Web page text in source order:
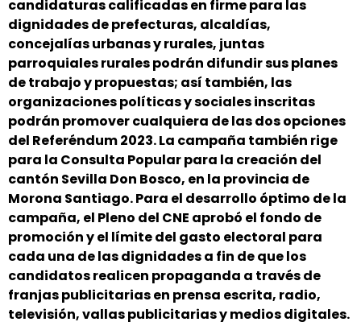
candidaturas calificadas en firme para las
dignidades de prefecturas, alcaldías,
concejalías urbanas y rurales, juntas
parroquiales rurales podrán difundir sus planes
de trabajo y propuestas; así también, las
organizaciones políticas y sociales inscritas
podrán promover cualquiera de las dos opciones
del Referéndum 2023. La campaña también rige
para la Consulta Popular para la creación del
cantón Sevilla Don Bosco, en la provincia de
Morona Santiago. Para el desarrollo óptimo de la
campaña, el Pleno del CNE aprobó el fondo de
promoción y el límite del gasto electoral para
cada una de las dignidades a fin de que los
candidatos realicen propaganda a través de
franjas publicitarias en prensa escrita, radio,
televisión, vallas publicitarias y medios digitales.